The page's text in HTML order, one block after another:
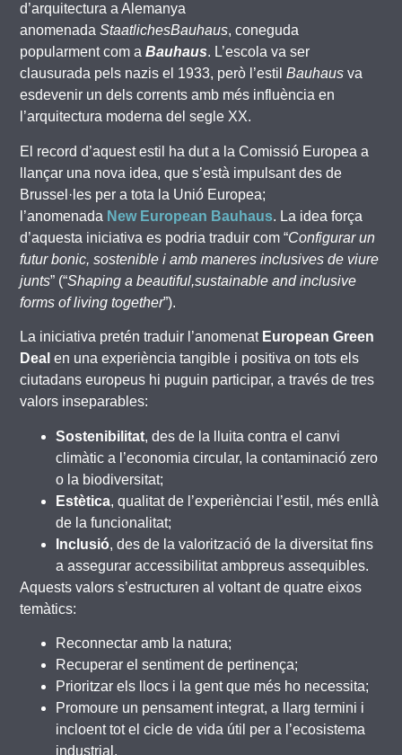
d’arquitectura a Alemanya
anomenadaStaatlichesBauhaus, coneguda
popularment com aBauhaus. L’escola va ser
clausurada pels nazis el 1933, però l’estilBauhaus va
esdevenir un dels corrents amb més influència en
l’arquitectura moderna del segle XX.
El record d’aquest estil ha dut a la Comissió Europea a
llançar una nova idea, que s’està impulsant des de
Brussel·les per a tota la Unió Europea;
l’anomenada New European Bauhaus. La idea força
d’aquesta iniciativa es podria traduir com “Configurar un
futur bonic, sostenible i amb maneres inclusives de viure
junts” (“Shaping a beautiful,sustainable and inclusive
forms of living together”).
La iniciativa pretén traduir l’anomenat European Green
Dealen una experiència tangible i positiva on tots els
ciutadans europeus hi puguin participar, a través de tres
valors inseparables:
Sostenibilitat, des de la lluita contra el canvi
climàtic a l’economia circular, la contaminació zero
o la biodiversitat;
Estètica, qualitat de l’experiènciai l’estil, més enllà
de la funcionalitat;
Inclusió, des de la valorització de la diversitat fins
a assegurar accessibilitat ambpreus assequibles.
Aquests valors s’estructuren al voltant de quatre eixos
temàtics:
Reconnectar amb la natura;
Recuperar el sentiment de pertinença;
Prioritzar els llocs i la gent que més ho necessita;
Promoure un pensament integrat, a llarg termini i
incloent tot el cicle de vida útil per a l’ecosistema
industrial.